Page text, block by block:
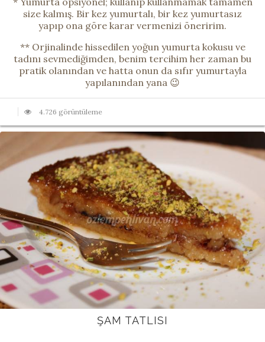
size kalmış. Bir kez yumurtalı, bir kez yumurtasız
yapıp ona göre karar vermenizi öneririm.
** Orjinalinde hissedilen yoğun yumurta kokusu ve
tadını sevmediğimden, benim tercihim her zaman bu
pratik olanından ve hatta onun da sıfır yumurtayla
yapılanından yana 😉
4.726 görüntüleme
ŞAM TATLISI